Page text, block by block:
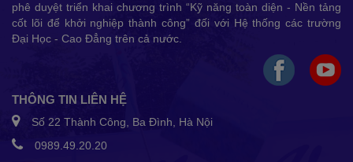
phê duyệt triển khai chương trình “Kỹ năng toàn diện - Nền tảng
cốt lõi để khởi nghiệp thành công” đối với Hệ thống các trường
Đại Học - Cao Đẳng trên cả nước.
THÔNG TIN LIÊN HỆ
Số 22 Thành Công, Ba Đình, Hà Nội
0989.49.20.20